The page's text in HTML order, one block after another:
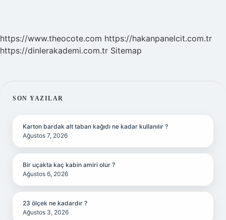
https://www.theocote.com https://hakanpanelcit.com.tr
https://dinlerakademi.com.tr Sitemap
SIDEBAR
SON YAZILAR
Karton bardak alt taban kağıdı ne kadar kullanılır ?
Ağustos 7, 2026
Bir uçakta kaç kabin amiri olur ?
Ağustos 6, 2026
23 ölçek ne kadardır ?
Ağustos 3, 2026